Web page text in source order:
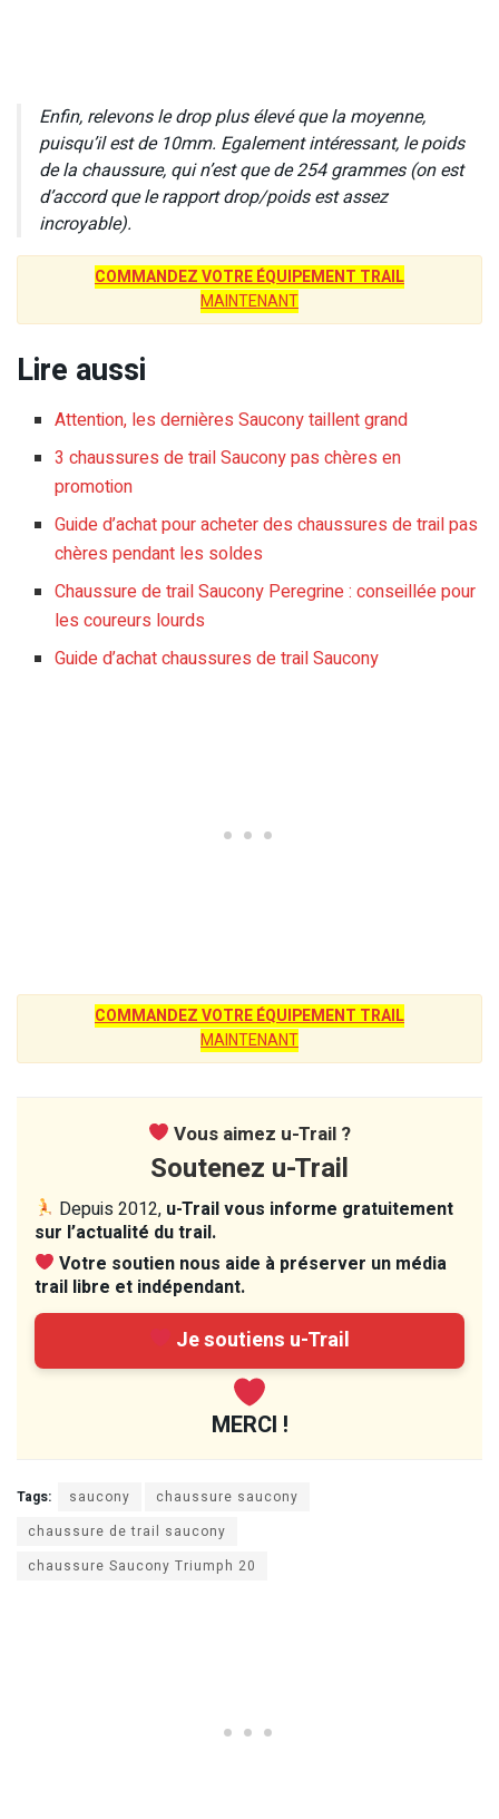
Enfin, relevons le drop plus élevé que la moyenne,
puisqu’il est de 10mm. Egalement intéressant, le poids
de la chaussure, qui n’est que de 254 grammes (on est
d’accord que le rapport drop/poids est assez
incroyable).
COMMANDEZ VOTRE ÉQUIPEMENT TRAIL
MAINTENANT
Lire aussi
Attention, les dernières Saucony taillent grand
3 chaussures de trail Saucony pas chères en
promotion
Guide d’achat pour acheter des chaussures de trail pas
chères pendant les soldes
Chaussure de trail Saucony Peregrine : conseillée pour
les coureurs lourds
Guide d’achat chaussures de trail Saucony
COMMANDEZ VOTRE ÉQUIPEMENT TRAIL
MAINTENANT
Vous aimez u-Trail ?
Soutenez u-Trail
Depuis 2012, u-Trail vous informe gratuitement
sur l’actualité du trail.
Votre soutien nous aide à préserver un média
trail libre et indépendant.
Je soutiens u-Trail
MERCI !
Tags: saucony
chaussure saucony
chaussure de trail saucony
chaussure Saucony Triumph 20